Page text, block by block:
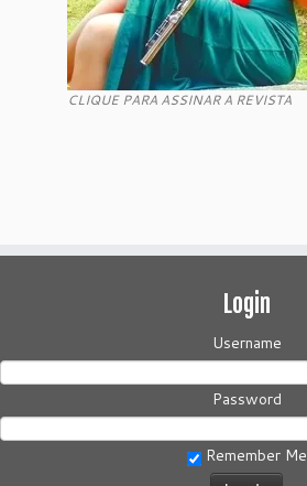
CLIQUE PARA ASSINAR A REVISTA
Login
Username
Password
Remember Me